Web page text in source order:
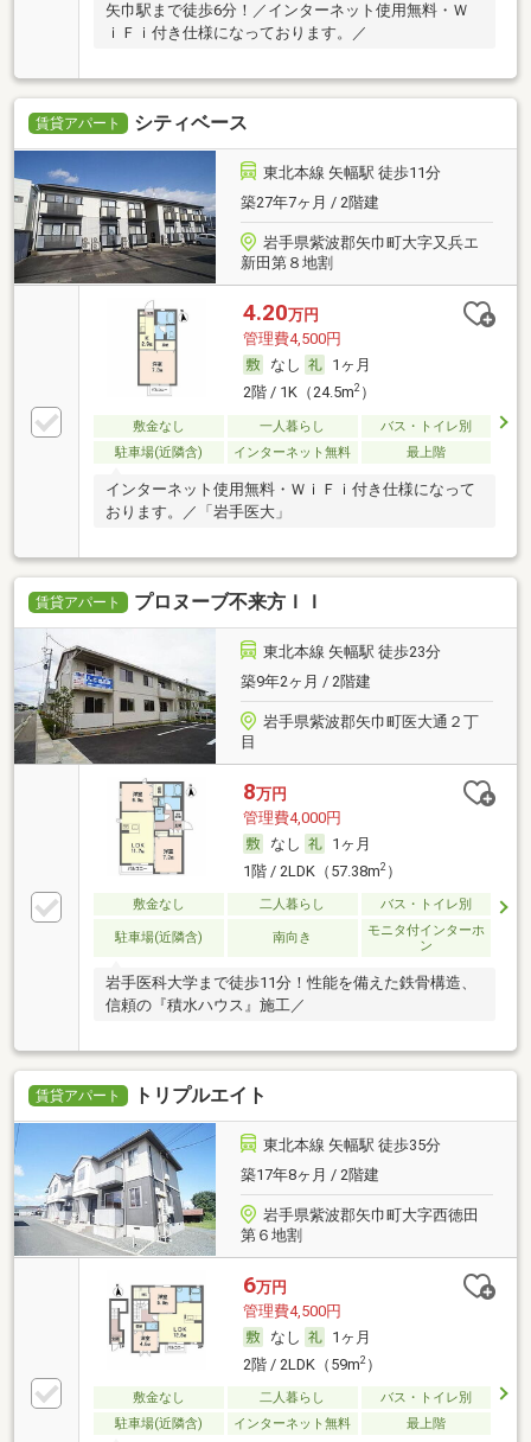
矢巾駅まで徒歩6分！／インターネット使用無料・Ｗ
ｉＦｉ付き仕様になっております。／
賃貸アパート シティベース
東北本線 矢幅駅 徒歩11分
築27年7ヶ月 / 2階建
岩手県紫波郡矢巾町大字又兵エ
新田第８地割
4.20万円
管理費4,500円
なし
1ヶ月
2階 / 1K（24.5m2）
敷金なし 一人暮らし
バス・トイレ別
駐車場(近隣含)
インターネット無料 最上階
インターネット使用無料・ＷｉＦｉ付き仕様になって
おります。／「岩手医大」
賃貸アパート プロヌーブ不来方ＩＩ
東北本線 矢幅駅 徒歩23分
築9年2ヶ月 / 2階建
岩手県紫波郡矢巾町医大通２丁
目
8万円
管理費4,000円
なし
1ヶ月
1階 / 2LDK（57.38m2）
敷金なし 二人暮らし バス・トイレ別
駐車場(近隣含) 南向き
モニタ付インターホ
ン
岩手医科大学まで徒歩11分！性能を備えた鉄骨構造、
信頼の『積水ハウス』施工／
賃貸アパート トリプルエイト
東北本線 矢幅駅 徒歩35分
築17年8ヶ月 / 2階建
岩手県紫波郡矢巾町大字西徳田
第６地割
6万円
管理費4,500円
なし
1ヶ月
2階 / 2LDK（59m2）
敷金なし 二人暮らし
バス・トイレ別
駐車場(近隣含)
インターネット無料 最上階